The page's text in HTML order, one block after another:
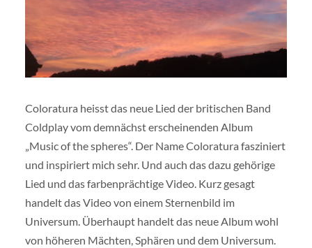
Coloratura heisst das neue Lied der britischen Band
Coldplay vom demnächst erscheinenden Album
„Music of the spheres“. Der Name Coloratura fasziniert
und inspiriert mich sehr. Und auch das dazu gehörige
Lied und das farbenprächtige Video. Kurz gesagt
handelt das Video von einem Sternenbild im
Universum. Überhaupt handelt das neue Album wohl
von höheren Mächten, Sphären und dem Universum.